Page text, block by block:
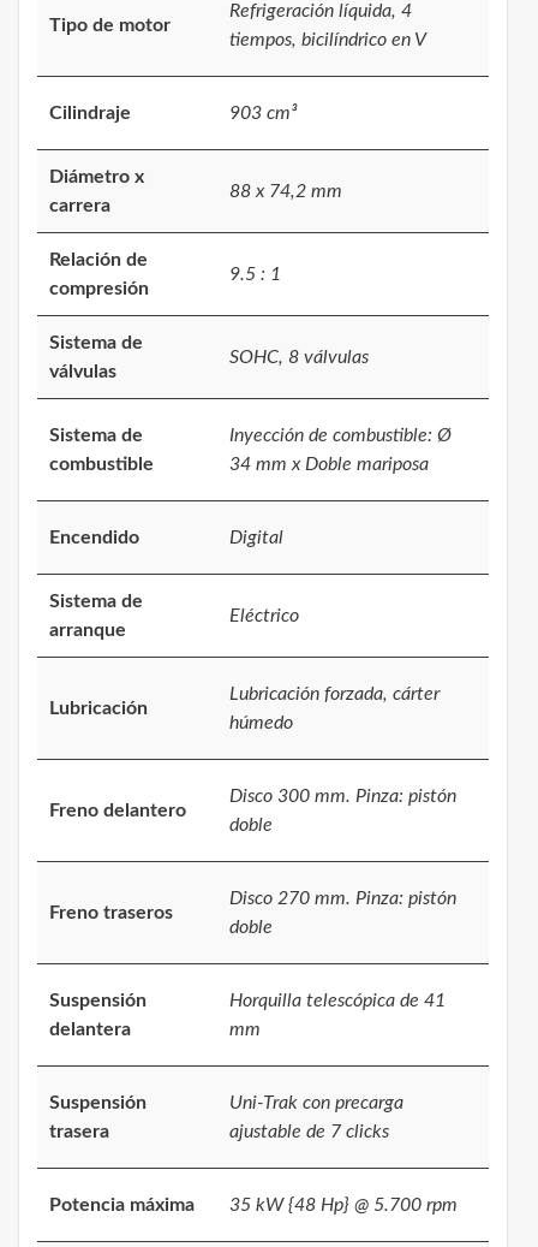
Tipo de motor
Refrigeración líquida, 4
tiempos, bicilíndrico en V
Cilindraje 903 cm³
Diámetro x
carrera
88 x 74,2 mm
Relación de
compresión
9.5 : 1
Sistema de
válvulas
SOHC, 8 válvulas
Sistema de
combustible
Inyección de combustible: Ø
34 mm x Doble mariposa
Encendido Digital
Sistema de
arranque
Eléctrico
Lubricación
Lubricación forzada, cárter
húmedo
Freno delantero
Disco 300 mm. Pinza: pistón
doble
Freno traseros
Disco 270 mm. Pinza: pistón
doble
Suspensión
delantera
Horquilla telescópica de 41
mm
Suspensión
trasera
Uni-Trak con precarga
ajustable de 7 clicks
Potencia máxima 35 kW {48 Hp} @ 5.700 rpm